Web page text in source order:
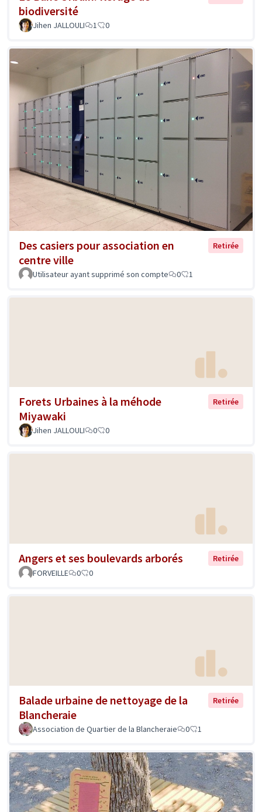
biodiversité
Jihen JALLOULI 1 0
Des casiers pour association en
centre ville
Retirée
Utilisateur ayant supprimé son compte 0 1
Forets Urbaines à la méhode
Miyawaki
Retirée
Jihen JALLOULI 0 0
Angers et ses boulevards arborés
Retirée
FORVEILLE
0 0
Balade urbaine de nettoyage de la
Blancheraie
Retirée
Association de Quartier de la Blancheraie 0 1